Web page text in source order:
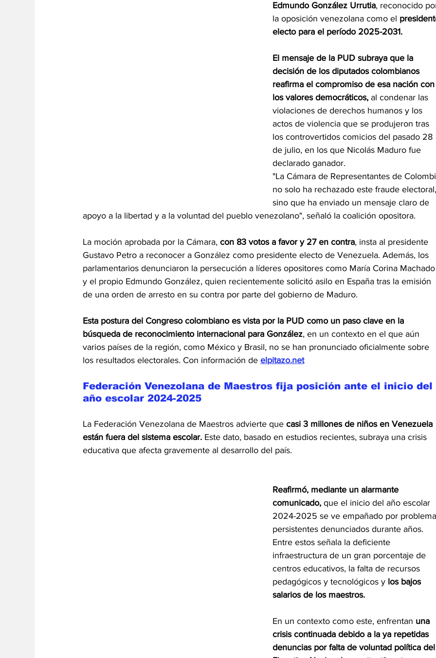
Edmundo González Urrutia, reconocido
la oposición venezolana como el
electo para el período 2025-2031.
El mensaje de la PUD subraya que la
decisión de los diputados colombianos
reafirma el compromiso de esa nación
los valores democráticos, al condenar las
violaciones de derechos humanos y los
actos de violencia que se produjeron tras
los controvertidos comicios del pasado 28
de julio, en los que Nicolás Maduro fue
declarado ganador.
"La Cámara de Representantes de
no solo ha rechazado este fraude
sino que ha enviado un mensaje claro de
apoyo a la libertad y a la voluntad del pueblo venezolano", señaló la coalición opositora.
La moción aprobada por la Cámara, con 83 votos a favor y 27 en contra, insta al presidente
Gustavo Petro a reconocer a González como presidente electo de Venezuela. Además, los
parlamentarios denunciaron la persecución a líderes opositores como María Corina
y el propio Edmundo González, quien recientemente solicitó asilo en España tras la emisión
de una orden de arresto en su contra por parte del gobierno de Maduro.
Esta postura del Congreso colombiano es vista por la PUD como un paso clave en la
búsqueda de reconocimiento internacional para González, en un contexto en el que aún
varios países de la región, como México y Brasil, no se han pronunciado oficialmente sobre
los resultados electorales. Con información de elpitazo.net
Federación Venezolana de Maestros fija posición ante el inicio del
año escolar 2024-2025
La Federación Venezolana de Maestros advierte que casi 3 millones de niños en Venezuela
están fuera del sistema escolar. Este dato, basado en estudios recientes, subraya una crisis
educativa que afecta gravemente al desarrollo del país.
Reafirmó, mediante un alarmante
comunicado, que el inicio del año escolar
2024-2025 se ve empañado por
persistentes denunciados durante años.
Entre estos señala la deficiente
infraestructura de un gran porcentaje de
centros educativos, la falta de recursos
pedagógicos y tecnológicos y los bajos
salarios de los maestros.
En un contexto como este, enfrentan una
crisis continuada debido a la ya repetidas
denuncias por falta de voluntad política